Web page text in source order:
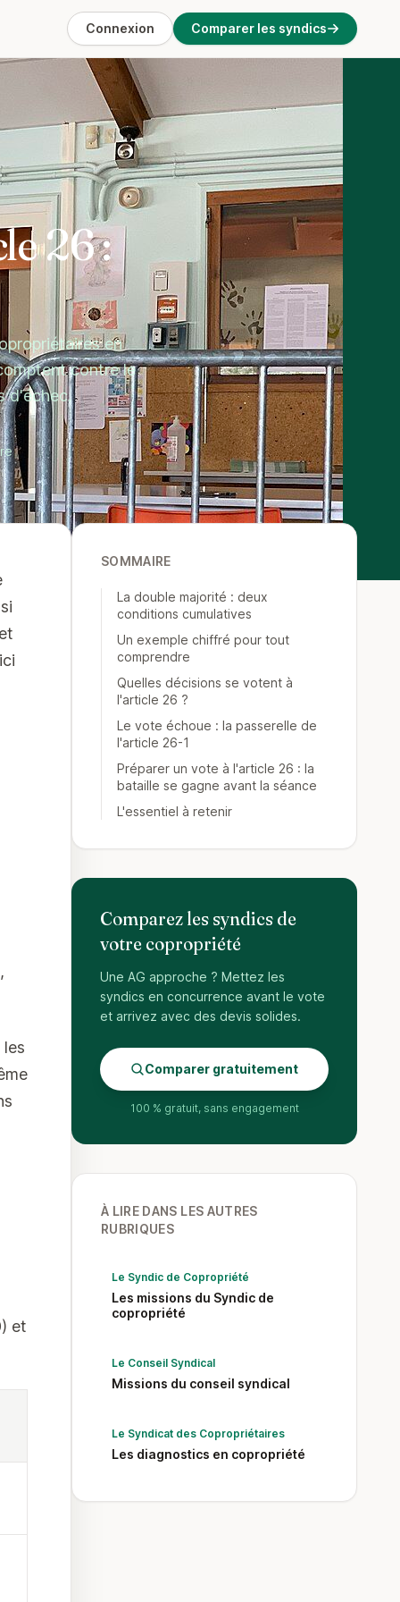
Connexion Comparer les syndics
26 :
en
contre le
d'échec.
,
les
et
SOMMAIRE
La double majorité : deux
conditions cumulatives
Un exemple chiffré pour tout
comprendre
Quelles décisions se votent à
l'article 26 ?
Le vote échoue : la passerelle de
l'article 26-1
Préparer un vote à l'article 26 : la
bataille se gagne avant la séance
L'essentiel à retenir
Comparez les syndics de
votre copropriété
Une AG approche ? Mettez les
syndics en concurrence avant le vote
et arrivez avec des devis solides.
Comparer gratuitement
100 % gratuit, sans engagement
À LIRE DANS LES AUTRES
RUBRIQUES
Le Syndic de Copropriété
Les missions du Syndic de
copropriété
Le Conseil Syndical
Missions du conseil syndical
Le Syndicat des Copropriétaires
Les diagnostics en copropriété